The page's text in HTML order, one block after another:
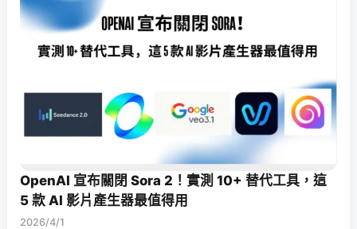
OpenAI 宣布關閉 Sora 2！實測 10+ 替代工具，這
5 款 AI 影片產生器最值得用
2026/4/1